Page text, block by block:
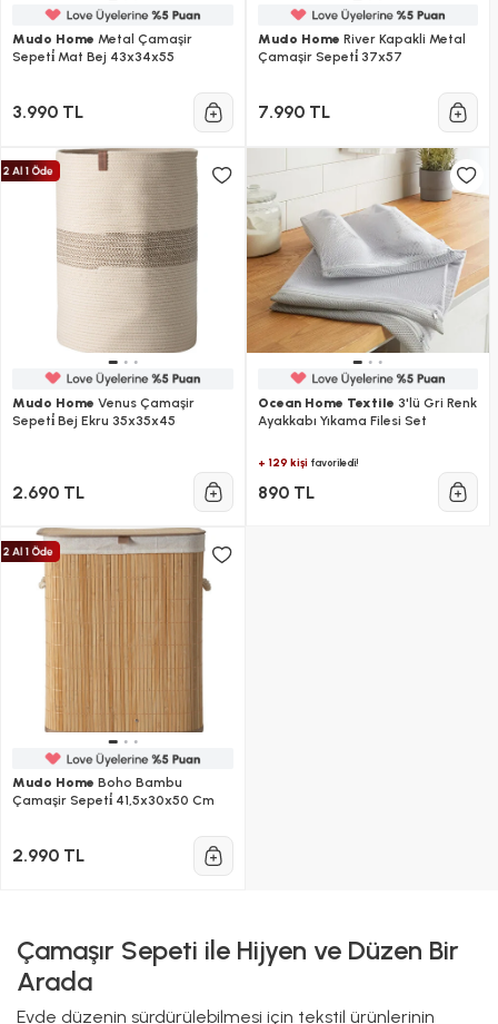
Mudo Home Metal Çamaşir
Sepeti̇ Mat Bej 43x34x55
3.990 TL
Mudo Home River Kapakli Metal
Çamaşir Sepeti̇ 37x57
7.990 TL
Mudo Home Venus Çamaşir
Sepeti̇ Bej Ekru 35x35x45
2.690 TL
Ocean Home Textile 3'lü Gri Renk
Ayakkabı Yıkama Filesi Set
+ 129 kişifavoriledi!
890 TL
Mudo Home Boho Bambu
Çamaşir Sepeti̇ 41,5x30x50 Cm
2.990 TL
Çamaşır Sepeti ile Hijyen ve Düzen Bir
Arada
Evde düzenin sürdürülebilmesi için tekstil ürünlerinin